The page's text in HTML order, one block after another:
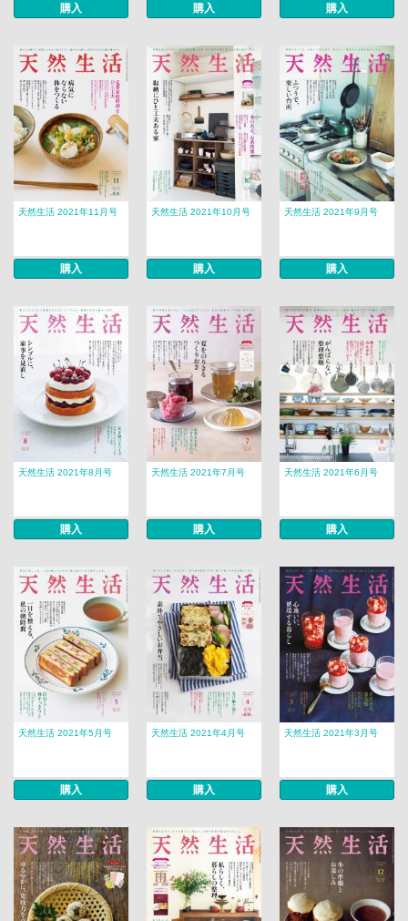
購入 購入 購入
天然生活 2021年11月号
購入
天然生活 2021年10月号
購入
天然生活 2021年9月号
購入
天然生活 2021年8月号
購入
天然生活 2021年7月号
購入
天然生活 2021年6月号
購入
天然生活 2021年5月号
購入
天然生活 2021年4月号
購入
天然生活 2021年3月号
購入